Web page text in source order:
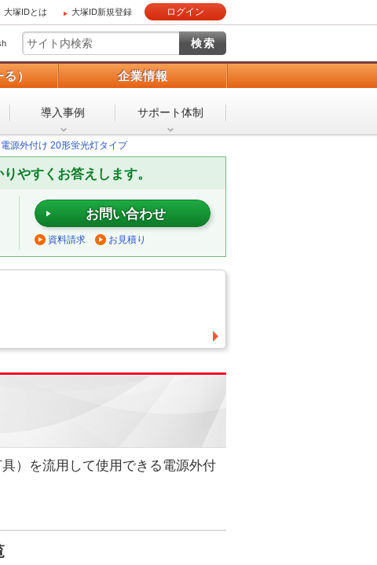
大塚IDとは 大塚ID新規登録 ログイン
） 企業情報
導入事例 サポート体制
源外付け 20形蛍光灯タイプ
やすくお答えします。
お問い合わせ
資料請求 お見積り
）を流用して使用できる電源外付